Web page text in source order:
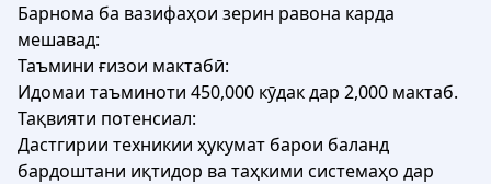
Барнома ба вазифаҳои зерин равона карда
мешавад:
Таъмини ғизои мактабӣ:
Идомаи таъминоти 450,000 кӯдак дар 2,000 мактаб.
Тақвияти потенсиал:
Дастгирии техникии ҳукумат барои баланд
бардоштани иқтидор ва таҳкими системаҳо дар